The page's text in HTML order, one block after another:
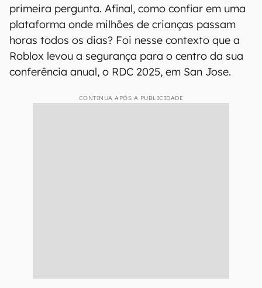
primeira pergunta. Afinal, como confiar em uma
plataforma onde milhões de crianças passam
horas todos os dias? Foi nesse contexto que a
Roblox levou a segurança para o centro da sua
conferência anual, o RDC 2025, em San Jose.
CONTINUA APÓS A PUBLICIDADE